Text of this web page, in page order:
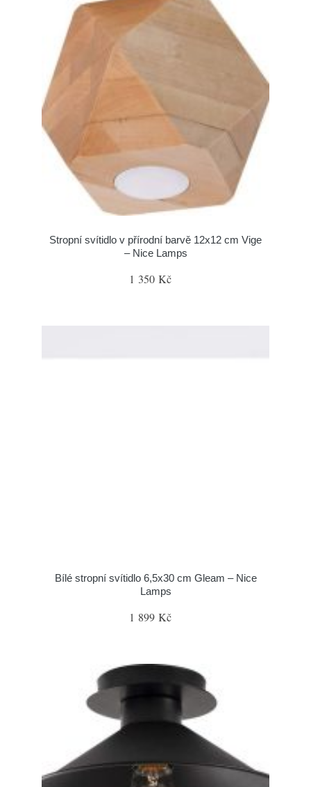
Stropní svítidlo v přírodní barvě 12x12 cm Vige
– Nice Lamps
1 350 Kč
Bílé stropní svítidlo 6,5x30 cm Gleam – Nice
Lamps
1 899 Kč